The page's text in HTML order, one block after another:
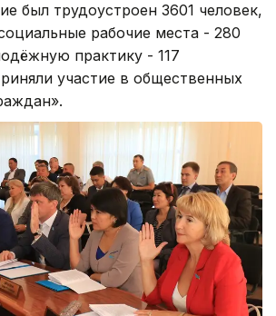
был трудоустроен 3601 человек,
рабочие места - 280
практику - 117
участие в общественных